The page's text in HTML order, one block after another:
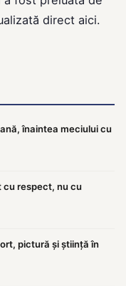
direct aici.
înaintea meciului cu
cu respect, nu cu
pictură și știință în